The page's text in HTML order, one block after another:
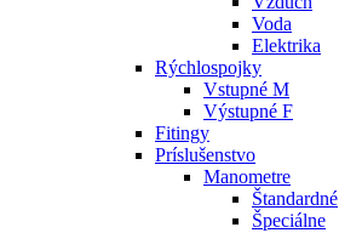
Voda
Elektrika
Rýchlospojky
Vstupné M
Výstupné F
Fitingy
Príslušenstvo
Manometre
Štandardné
Špeciálne